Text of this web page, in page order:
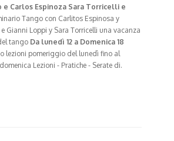
e Carlos Espinoza Sara Torricelli e
Tango con Carlitos Espinosa y
Gianni Loppi y Sara Torricelli una vacanza
tango Da lunedì 12 a Domenica 18
lezioni pomeriggio del lunedì fino al
Lezioni - Pratiche - Serate di.